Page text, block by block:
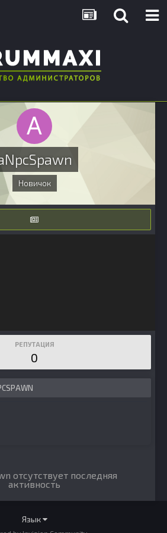
Новичок
РЕПУТАЦИЯ
0
отсутствует последняя
активность
Язык